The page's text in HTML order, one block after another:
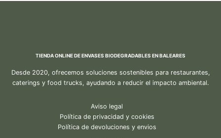
TIENDA ONLINE DE ENVASES BIODEGRADABLES EN BALEARES
Desde 2020, ofrecemos soluciones sostenibles para restaurantes,
caterings y food trucks, ayudando a reducir el impacto ambiental.
Aviso legal
Política de privacidad y cookies
Política de devoluciones y envios